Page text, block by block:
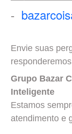
-
Envie suas
Grupo Bazar
Inteligente
Estamos
atendimento e